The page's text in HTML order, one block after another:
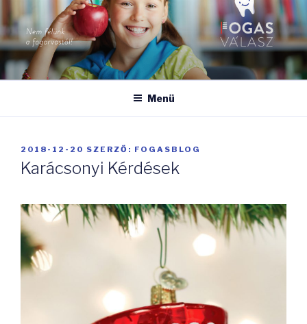
FOGASVÁLASZ
Nem félünk a fogorvostól!
Menü
BEKÜLDVE:
2018-12-20 SZERZŐ: FOGASBLOG
Karácsonyi Kérdések